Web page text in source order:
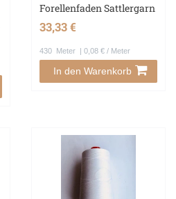
Forellenfaden Sattlergarn
33,33 €
430 Meter | 0,08 € / Meter
In den Warenkorb